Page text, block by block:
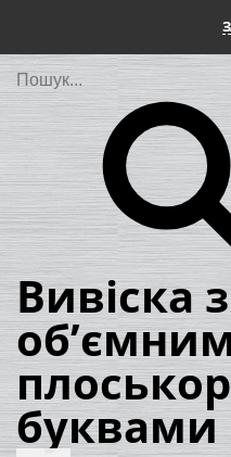
Пошук
Вивіска з
буквами